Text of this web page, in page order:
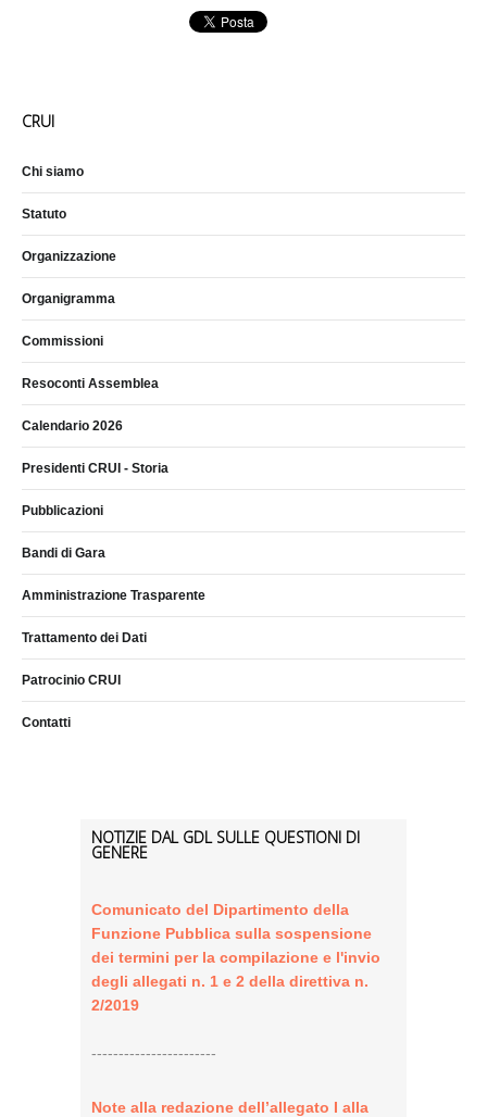
CRUI
Chi siamo
Statuto
Organizzazione
Organigramma
Commissioni
Resoconti Assemblea
Calendario 2026
Presidenti CRUI - Storia
Pubblicazioni
Bandi di Gara
Amministrazione Trasparente
Trattamento dei Dati
Patrocinio CRUI
Contatti
NOTIZIE DAL GDL SULLE QUESTIONI DI
GENERE
Comunicato del Dipartimento della
Funzione Pubblica sulla sospensione
dei termini per la compilazione e l'invio
degli allegati n. 1 e 2 della direttiva n.
2/2019
-----------------------
Note alla redazione dell’allegato I alla